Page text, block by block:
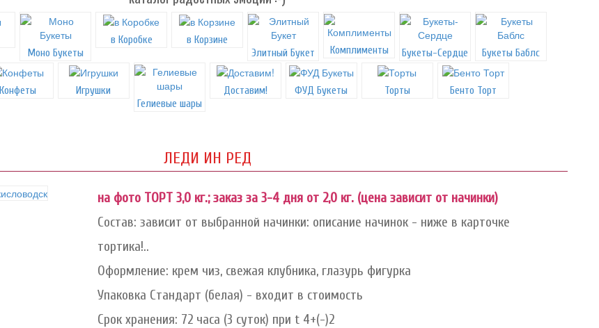
Моно Букеты
в Коробке
в Корзине
Элитный Букет
Комплименты Букеты-Сердце Букеты Баблс
Конфеты
Игрушки
Гелиевые шары
Доставим! ФУД Букеты Торты Бенто Торт
ЛЕДИ ИН РЕД
на фото ТОРТ 3,0 кг.; заказ за 3-4 дня от 2,0 кг. (цена зависит от начинки)
Состав: зависит от выбранной начинки: описание начинок - ниже в карточке
тортика!..
Оформление: крем чиз, свежая клубника, глазурь фигурка
Упаковка Стандарт (белая) - входит в стоимость
Срок хранения: 72 часа (3 суток) при t 4+(-)2